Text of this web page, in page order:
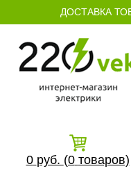
ДОСТАВКА
0 руб. (0 товаров)